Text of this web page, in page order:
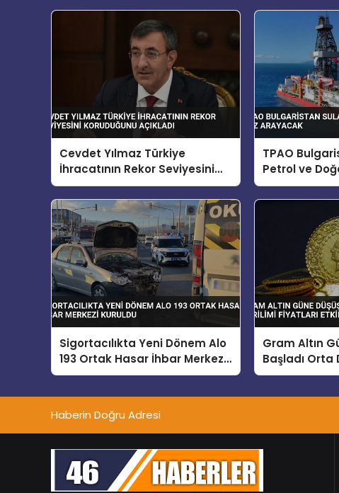
Cevdet Yılmaz Türkiye
İhracatının Rekor Seviyesini
Koruduğunu Açıkladı
TPAO
Petrol ve
Sigortacılıkta Yeni Dönem Alo
193 Ortak Hasar İhbar Merkezi
Kuruldu
Gram Altın
Başladı Orta
Fiyatları
Haberin Doğru Adresi